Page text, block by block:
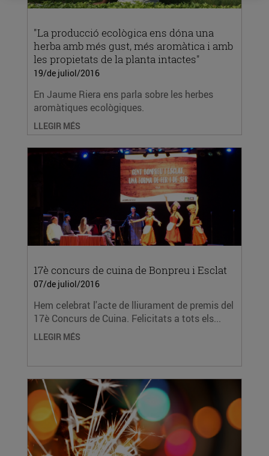
"La producció ecològica ens dóna una
herba amb més gust, més aromàtica i amb
les propietats de la planta intactes"
19/de juliol/2016
En Jaume Riera ens parla sobre les herbes
aromàtiques ecològiques.
LLEGIR MÉS
17è concurs de cuina de Bonpreu i Esclat
07/de juliol/2016
Hem celebrat l'acte de lliurament de premis del
17è Concurs de Cuina. Felicitats a tots els...
LLEGIR MÉS